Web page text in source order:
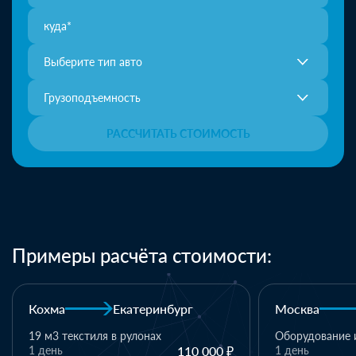
Выберите тип авто
Грузоподъемность
РАССЧИТАТЬ СТОИМОСТЬ
Примеры расчёта стоимости:
Москва Казань
Оборудование и комплектующие
110 000 ₽
1 день
Казань
1 паллет -